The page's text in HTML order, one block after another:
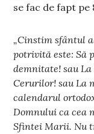
se fac de fapt pe
„Cinstim sfântul
potrivită este: Să
demnitate! sau
Cerurilor! sau La
calendarul
Domnului ca cea
Sfintei Marii. Nu